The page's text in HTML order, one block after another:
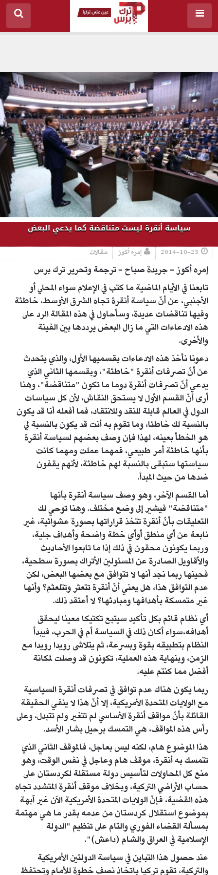
سياسة أنقرة ليست متناقضة كما يدعي البعض
2014-10-23 إمره أكوز مقالات
إمره أكوز - جريدة صباح - ترجمة وتحرير ترك برس
تابعنا في الأيام الماضية ما كتب في الإعلام سواء المحلي أو
الأجنبي، عن أنّ سياسة أنقرة تجاه الشرق الأوسط، خاطئة
وفيها تناقضات عديدة، وسأحاول في هذه المقالة الرد على
هذه الادعاءات التي ما زال البعض يرددها بين الفينة
والأخرى.
دعونا نأخذ هذه الادعاءات بقسميها الأول، والذي يتحدث
عن أنّ تصرفات أنقرة "خاطئة"، وبقسمها الثاني الذي
يدعي أنّ تصرفات أنقرة دوما ما تكون "متناقضة"، وهنا
أرى أنّ القسم الأول لا يستحق النقاش، لأن كل سياسات
الدول في العالم قابلة للنقد وللانتقاد، فما أفعله أنا قد يكون
بالنسبة لك خاطئا، وما تقوم به أنت قد يكون بالنسبة لي
هو الخطأ بعينه، لهذا فإن وصف بعضهم لسياسة أنقرة
بأنها خاطئة أمر طبيعي، فمهما عملت ومهما كانت
سياستها ستبقى بالنسبة لهم خاطئة، لأنهم يقفون
ضدها من حيث المبدأ.
أما القسم الآخر، وهو وصف سياسة أنقرة بأنها
"متناقضة" فيشير إلى وضع مختلف. وهنا توحي لك
التعليقات بأنّ أنقرة تتخذ قراراتها بصورة عشوائية، غير
نابعة عن أي منطق أوأي خطة واضحة وأهداف جلية،
وربما يكونون محقون في ذلك إذا ما تابعوا الأحاديث
والأقاويل الصادرة عن المسئولين الأتراك بصورة سطحية،
فحينها ربما نجد أنها لا تتوافق مع بعضها البعض، لكن
عدم التوافق هذا، هل يعني أنّ أنقرة تتعثر وتتلعثم؟ وأنها
غير متمسكة بأهدافها ومبادئها؟ لا أعتقد ذلك.
أي نظام قائم بكل تأكيد سيتبع تكتيكا معينا ليحقق
أهدافه،سواء أكان ذلك في السياسة أم في الحرب، فيبدأ
النظام بتطبيقه بقوة وبسرعة، ثم يتلاشى رويدا رويدا مع
الزمن، وبنهاية هذه العملية، تكونون قد وصلت لمكانة
أفضل مما كنتم عليه.
ربما يكون هناك عدم توافق في تصرفات أنقرة السياسية
مع الولايات المتحدة الأمريكية، إلا أنّ هذا لا ينفي الحقيقة
القائلة بأنّ مواقف أنقرة الأساسي لم تتغير ولم تتبدل، وعلى
رأس هذه المواقف، هي التمسك برحيل بشار الأسد.
هذا الموضوع هام، لكنه ليس بعاجل، فالموقف الثاني الذي
تتمسك به أنقرة، موقف هام وعاجل في نفس الوقت، وهو
منع كل المحاولات لتأسيس دولة مستقلة لكردستان على
حساب الأراضي التركية، وبخلاف موقف أنقرة المتشدد تجاه
هذه القضية، فإنّ الولايات المتحدة الأمريكية الآن غير آبهة
بموضوع استقلال كردستان من عدمه بقدر ما هي مهتمة
بمسألة القضاء الفوري والتام على تنظيم "الدولة
الإسلامية في العراق والشام (داعش)".
عند حصول هذا التباين في سياسة الدولتين الأمريكية
والتركية، تقوم تركيا باتخاذ نصف خطوة للأمام وتحتفظ